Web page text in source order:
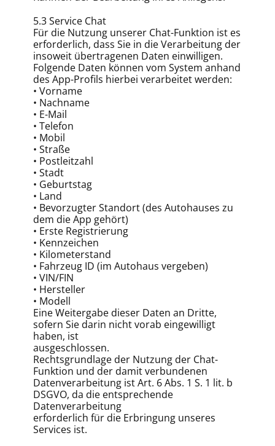
5.3 Service Chat
Für die Nutzung unserer Chat-Funktion ist es
erforderlich, dass Sie in die Verarbeitung der
insoweit übertragenen Daten einwilligen.
Folgende Daten können vom System anhand
des App-Profils hierbei verarbeitet werden:
• Vorname
• Nachname
• E-Mail
• Telefon
• Mobil
• Straße
• Postleitzahl
• Stadt
• Geburtstag
• Land
• Bevorzugter Standort (des Autohauses zu
dem die App gehört)
• Erste Registrierung
• Kennzeichen
• Kilometerstand
• Fahrzeug ID (im Autohaus vergeben)
• VIN/FIN
• Hersteller
• Modell
Eine Weitergabe dieser Daten an Dritte,
sofern Sie darin nicht vorab eingewilligt
haben, ist
ausgeschlossen.
Rechtsgrundlage der Nutzung der Chat-
Funktion und der damit verbundenen
Datenverarbeitung ist Art. 6 Abs. 1 S. 1 lit. b
DSGVO, da die entsprechende
Datenverarbeitung
erforderlich für die Erbringung unseres
Services ist.